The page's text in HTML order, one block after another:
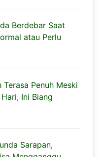
Berdebar Saat
atau Perlu
Terasa Penuh Meski
Ini Biang
Sarapan,